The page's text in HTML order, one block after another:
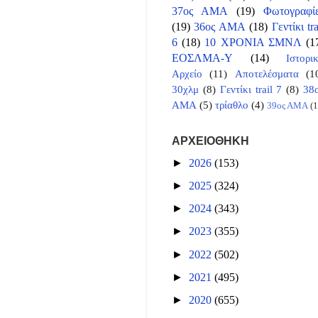
37ος ΑΜΑ
(19)
(19) 36ος ΑΜΑ (18) Γεντίκι
6 (18) 10 ΧΡΟΝΙΑ ΣΜΝΛ
ΕΟΣΛΜΑ-Υ
(14)
Αρχείο
(11) Αποτελέσματα
30χλμ (8) Γεντίκι trail 7 (8)
ΑΜΑ (5) τρίαθλο (4) 39ος ΑΜΑ
ΑΡΧΕΙΟΘΗΚΗ
► 2026 (153)
► 2025 (324)
► 2024 (343)
► 2023 (355)
► 2022 (502)
► 2021 (495)
► 2020 (655)